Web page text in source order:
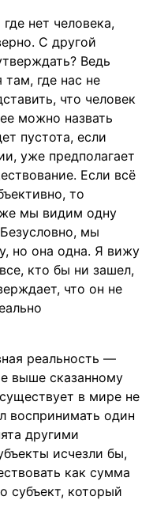
нет человека,
С другой
Ведь
где нас не
что человек
можно назвать
пустота, если
уже предполагает
Если всё
то
же мы видим одну
мы
но она одна. Я вижу
кто бы ни зашел,
что он не
реальность —
выше сказанному
в мире не
воспринимать один
другими
исчезли бы,
как сумма
субъект, который